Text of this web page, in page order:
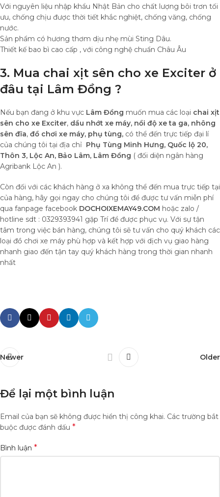
Với nguyên liệu nhập khẩu Nhật Bản cho chất lượng bôi trơn tối
ưu, chống chịu được thời tiết khắc nghiệt, chống văng, chống
nước.
Sản phẩm có hương thơm dịu nhẹ mùi Sting Dâu.
Thiết kế bao bì cao cấp , với công nghệ chuẩn Châu Âu
3. Mua chai xịt sên cho xe Exciter ở
đâu tại Lâm Đồng ?
Nếu bạn đang ở khu vực Lâm Đồng muốn mua các loại chai xịt
sên cho xe Exciter, dầu nhớt xe máy, nồi độ xe ta ga, nhông
sên đĩa, đồ chơi xe máy, phụ tùng, có thể đến trực tiếp đại lí
của chúng tôi tại địa chỉ Phụ Tùng Minh Hưng, Quốc lộ 20,
Thôn 3, Lộc An, Bảo Lâm, Lâm Đồng ( đối diện ngân hàng
Agribank Lộc An ).
Còn đối với các khách hàng ở xa không thể đến mua trực tiếp tại
của hàng, hãy gọi ngay cho chúng tôi để được tư vấn miễn phí
qua fanpage facebook DOCHOIXEMAY49.COM hoặc zalo /
hotline sdt : 0329393941 gặp Trí để được phục vụ. Với sự tận
tâm trong việc bán hàng, chúng tôi sẽ tư vấn cho quý khách các
loại đồ chơi xe máy phù hợp và kết hợp với dịch vụ giao hàng
nhanh giao đến tận tay quý khách hàng trong thời gian nhanh
nhất
Newer Older
Để lại một bình luận
Email của bạn sẽ không được hiển thị công khai. Các trường bắt
buộc được đánh dấu *
Bình luận *